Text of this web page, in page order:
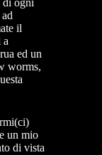
di ogni
il
a
ed un
worms,
un mio
di vista